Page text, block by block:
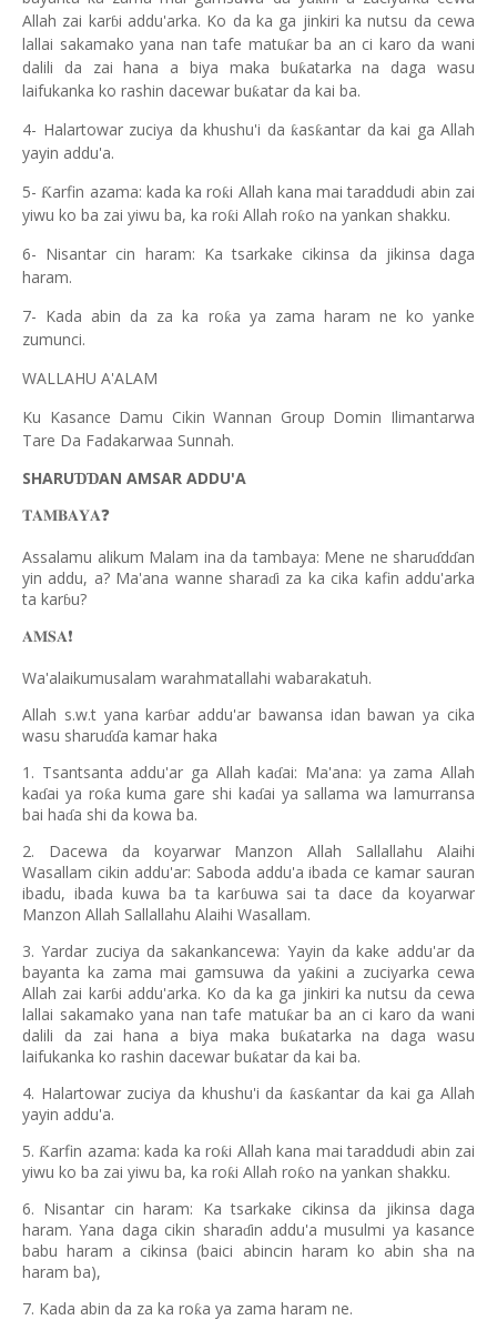
Allah zai karɓi addu'arka. Ko da ka ga jinkiri ka nutsu da cewa
lallai sakamako yana nan tafe matuƙar ba an ci karo da wani
dalili da zai hana a biya maka buƙatarka na daga wasu
laifukanka ko rashin dacewar buƙatar da kai ba.
4- Halartowar zuciya da khushu'i da ƙasƙantar da kai ga Allah
yayin addu'a.
5-Ƙarfin azama: kada ka roƙi Allah kana mai taraddudi abin zai
yiwu ko ba zai yiwu ba, ka roƙi Allah roƙo na yankan shakku.
6- Nisantar cin haram: Ka tsarkake cikinsa da jikinsa daga
haram.
7- Kada abin da za ka roƙa ya zama haram ne ko yanke
zumunci.
WALLAHU A'ALAM
Ku Kasance Damu Cikin Wannan Group Domin Ilimantarwa
Tare Da Fadakarwaa Sunnah.
SHARUƊƊAN AMSAR ADDU'A
𝐓𝐀𝐌𝐁𝐀𝐘𝐀❓
Assalamu alikum Malam ina da tambaya: Mene ne sharuɗdɗan
yin addu, a? Ma'ana wanne sharaɗi za ka cika kafin addu'arka
ta karɓu?
𝐀𝐌𝐒𝐀❗️
Wa'alaikumusalam warahmatallahi wabarakatuh.
Allah s.w.t yana karɓar addu'ar bawansa idan bawan ya cika
wasu sharuɗɗa kamar haka
1. Tsantsanta addu'ar ga Allah kaɗai: Ma'ana: ya zama Allah
kaɗai ya roƙa kuma gare shi kaɗai ya sallama wa lamurransa
bai haɗa shi da kowa ba.
2. Dacewa da koyarwar Manzon Allah Sallallahu Alaihi
Wasallam cikin addu'ar: Saboda addu'a ibada ce kamar sauran
ibadu, ibada kuwa ba ta karɓuwa sai ta dace da koyarwar
Manzon Allah Sallallahu Alaihi Wasallam.
3. Yardar zuciya da sakankancewa: Yayin da kake addu'ar da
bayanta ka zama mai gamsuwa da yaƙini a zuciyarka cewa
Allah zai karɓi addu'arka. Ko da ka ga jinkiri ka nutsu da cewa
lallai sakamako yana nan tafe matuƙar ba an ci karo da wani
dalili da zai hana a biya maka buƙatarka na daga wasu
laifukanka ko rashin dacewar buƙatar da kai ba.
4. Halartowar zuciya da khushu'i daƙasƙantar da kai ga Allah
yayin addu'a.
5.Ƙarfin azama: kada ka roƙi Allah kana mai taraddudi abin zai
yiwu ko ba zai yiwu ba, ka roƙi Allah roƙo na yankan shakku.
6. Nisantar cin haram: Ka tsarkake cikinsa da jikinsa daga
haram. Yana daga cikin sharaɗin addu'a musulmi ya kasance
babu haram a cikinsa (baici abincin haram ko abin sha na
haram ba),
7. Kada abin da za ka roƙa ya zama haram ne.